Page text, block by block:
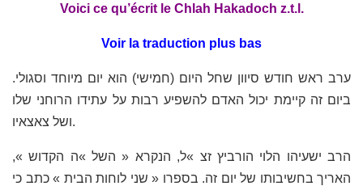
Voici ce qu’écrit le Chlah Hakadoch z.t.l.
Voir la traduction plus bas
ערב ראש חודש סיוון שחל היום (חמישי) הוא יום מיוחד וסגולי.
ביום זה קיימת יכול האדם להשפיע רבות על עתידו הרוחני שלו
ושל צאצאיו.
הרב ישעיהו הלוי הורביץ זצ »ל, הנקרא « השל »ה הקדוש »,
האריך בחשיבותו של יום זה. בספרו « שני לוחות הבית » כתב כי